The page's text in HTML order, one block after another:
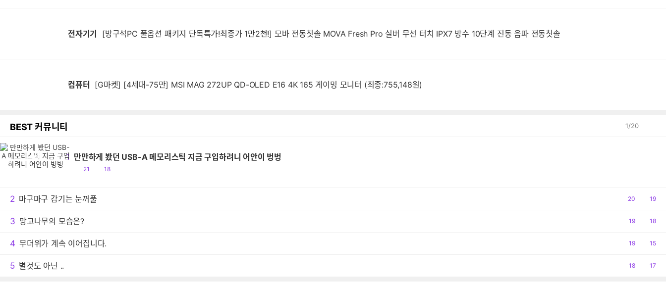
전자기기 [방구석PC 풀옵션 패키지 단독특가!최종가 1만2천!] 모바 전동칫솔 MOVA Fresh Pro 실버 무선 터치 IPX7 방수 10단계 진동 음파 전동칫솔
컴퓨터 [G마켓] [4세대-75만] MSI MAG 272UP QD-OLED E16 4K 165 게이밍 모니터 (최종:755,148원)
BEST 커뮤니티 1/20
1 만만하게 봤던 USB-A 메모리스틱 지금 구입하려니 어안이 벙벙
공
21
댓
18
만
2 마구마구 감기는 눈꺼풀
공
20
댓
19
3 망고나무의 모습은?
공
19
댓
18
4 무더위가 계속 이어집니다.
공
19
댓
15
5 별것도 아닌 ..
공
18
댓
17